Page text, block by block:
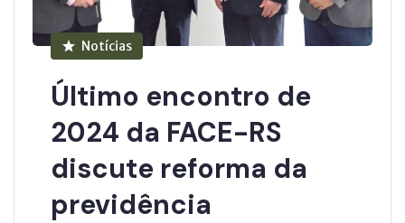
Notícias
Último encontro de
2024 da FACE-RS
discute reforma da
previdência